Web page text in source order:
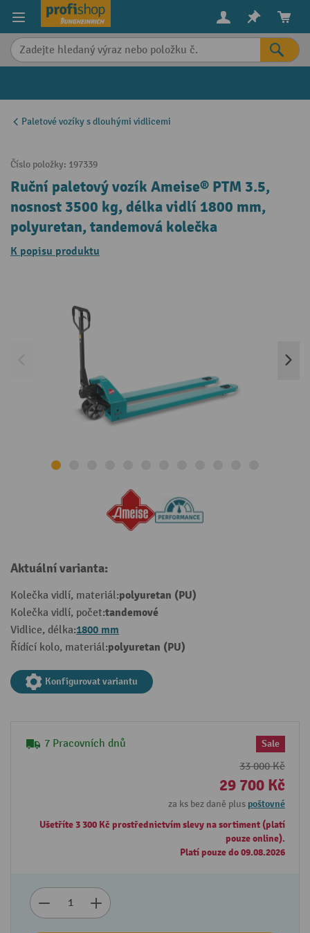
content
Paletové vozíky s dlouhými vidlicemi
Číslo položky: 197339
Ruční paletový vozík Ameise® PTM 3.5,
nosnost 3500 kg, délka vidlí 1800 mm,
polyuretan, tandemová kolečka
K popisu produktu
Aktuální varianta:
Kolečka vidlí, materiál:polyuretan (PU)
Kolečka vidlí, počet:tandemové
Vidlice, délka:1800 mm
Řídící kolo, materiál:polyuretan (PU)
Konfigurovat variantu
7 Pracovních dnů Sale
33 000 Kč
29 700 Kč
za ks bez daně plus poštovné
Ušetříte 3 300 Kč prostřednictvím slevy na sortiment (platí
pouze online).
Platí pouze do 09.08.2026